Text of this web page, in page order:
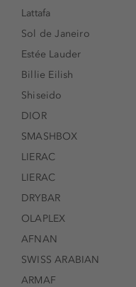
Lattafa
Sol de Janeiro
Estée Lauder
Billie Eilish
Shiseido
DIOR
SMASHBOX
LIERAC
LIERAC
DRYBAR
OLAPLEX
AFNAN
SWISS ARABIAN
ARMAF